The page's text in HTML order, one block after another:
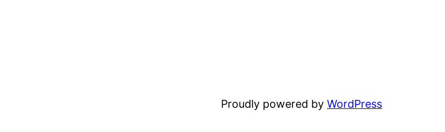
Proudly powered by WordPress